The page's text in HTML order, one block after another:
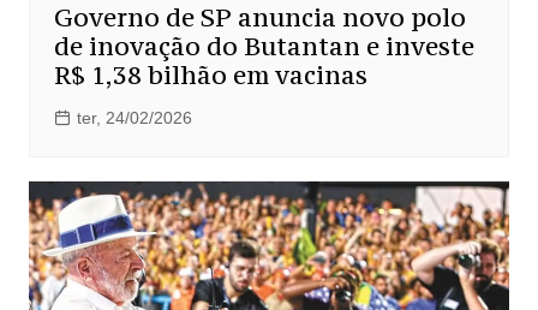
Governo de SP anuncia novo polo
de inovação do Butantan e investe
R$ 1,38 bilhão em vacinas
ter, 24/02/2026